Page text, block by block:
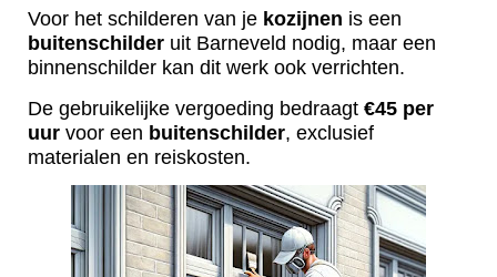
Voor het schilderen van je kozijnen is een
buitenschilder uit Barneveld nodig, maar een
binnenschilder kan dit werk ook verrichten.
De gebruikelijke vergoeding bedraagt €45 per
uur voor een buitenschilder, exclusief
materialen en reiskosten.